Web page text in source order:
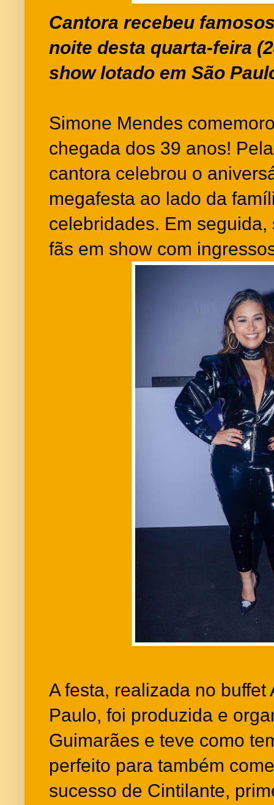
Cantora recebeu
noite desta quarta-feira
show lotado em São
Simone Mendes
chegada dos 39 anos!
cantora celebrou o
megafesta ao lado da
celebridades. Em
fãs em show com
A festa, realizada no
Paulo, foi produzida e
Guimarães e teve como
perfeito para também
sucesso de Cintilante,